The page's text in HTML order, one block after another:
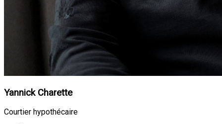
Yannick Charette
Courtier hypothécaire